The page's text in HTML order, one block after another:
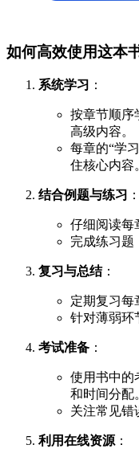
如何高效使用这本
系统学习 ：
按章节顺序
高级内容。
每章的“学
住核心内容
结合例题与练习 ：
仔细阅读每
完成练习题
复习与总结：
定期复习每
针对薄弱环
考试准备 ：
使用书中的
和时间分配
关注常见错
利用在线资源 ：